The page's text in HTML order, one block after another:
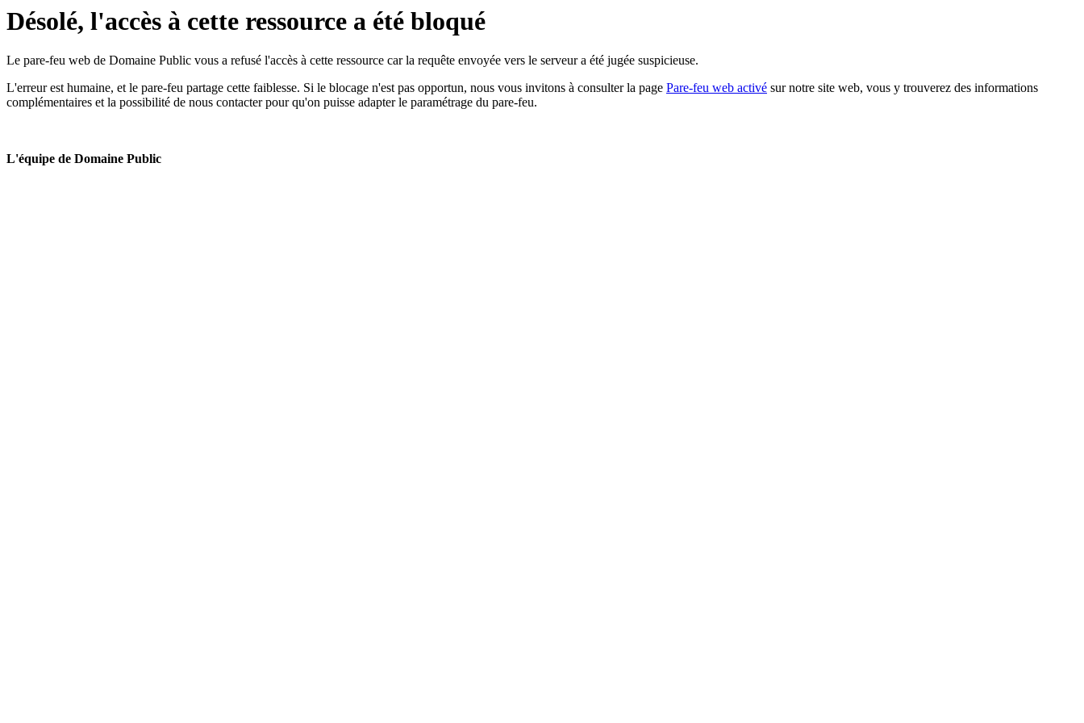
Désolé, l'accès à cette ressource a été bloqué
Le pare-feu web de Domaine Public vous a refusé l'accès à cette ressource car la requête envoyée vers le serveur a été jugée suspicieuse.
L'erreur est humaine, et le pare-feu partage cette faiblesse. Si le blocage n'est pas opportun, nous vous invitons à consulter la page Pare-feu web activé sur notre site web, vous y trouverez des informations
complémentaires et la possibilité de nous contacter pour qu'on puisse adapter le paramétrage du pare-feu.
L'équipe de Domaine Public